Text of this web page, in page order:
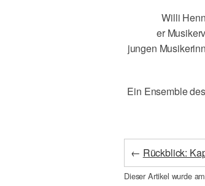
Willi
er
jungen
Ein Ensemble
← Rückblick:
Dieser Artikel wurde